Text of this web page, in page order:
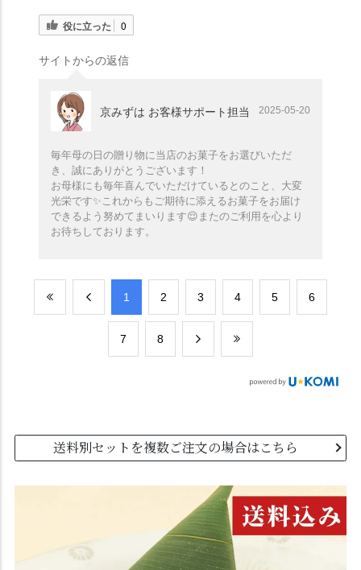
役に立った 0
サイトからの返信
京みずは お客様サポート担当 2025-05-20
毎年母の日の贈り物に当店のお菓子をお選びいただ
き、誠にありがとうございます！
お母様にも毎年喜んでいただけているとのこと、大変
光栄です✨️これからもご期待に添えるお菓子をお届け
できるよう努めてまいります😌またのご利用を心より
お待ちしております。
​1 ​2 ​3 ​4 ​5 ​6
​7 ​8
送料別セットを複数ご注文の場合はこちら